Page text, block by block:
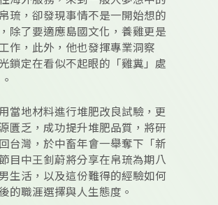
琉，卻發現事情不是一開始想的
除了要適應島國文化，養雞更是
作，此外，他也發揮專業洞察
鎖定在看似不起眼的「雞糞」處
當地材料進行堆肥改良試驗，更
匱乏，成功提升堆肥品質，將研
台灣，於中畜年會一舉奪下「新
目中王釗蔚將分享在帛琉為期八
生活，以及這份難得的經驗如何
的職涯選擇與人生態度。